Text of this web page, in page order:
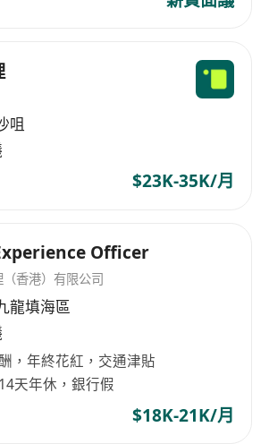
咀
$23K-35K/月
Officer
香港）有限公司
龍填海區
，年終花紅，交通津貼
天年休，銀行假
$18K-21K/月